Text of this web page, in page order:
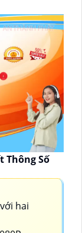
Thông Số
hai